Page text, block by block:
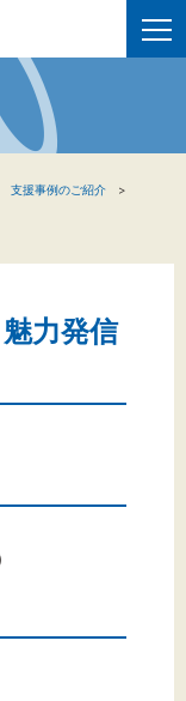
支援事例のご紹介
力発信